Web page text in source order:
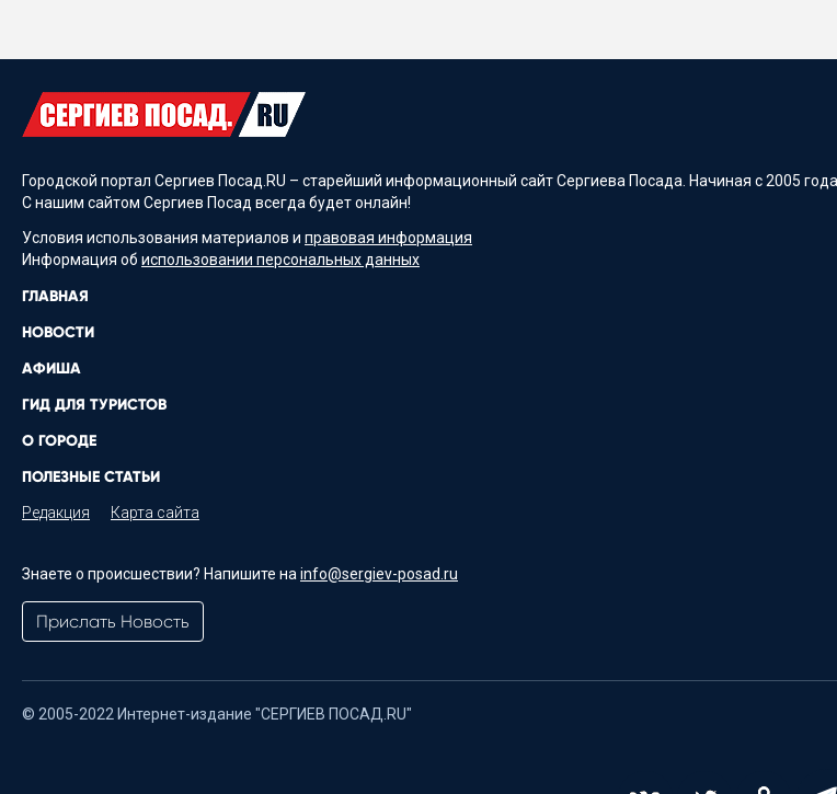
Городской портал Сергиев Посад.RU – старейший информационный сайт Сергиева Посада. Начиная с 2005
С нашим сайтом Сергиев Посад всегда будет онлайн!
Условия использования материалов и правовая информация
Информация об использовании персональных данных
ГЛАВНАЯ
НОВОСТИ
АФИША
ГИД ДЛЯ ТУРИСТОВ
О ГОРОДЕ
ПОЛЕЗНЫЕ СТАТЬИ
Редакция Карта сайта
Знаете о происшествии? Напишите на info@sergiev-posad.ru
Прислать Новость
© 2005-2022 Интернет-издание "СЕРГИЕВ ПОСАД.RU"